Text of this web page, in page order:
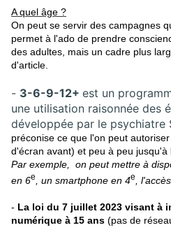
A quel âge ?
On peut se servir des campagnes
permet à l'ado de prendre
des adultes, mais un cadre plus
d'article.
- 3-6-9-12+ est un
une utilisation raisonnée des
développée par le psychiatre
préconise ce que l'on peut
d'écran avant) et peu à peu jusqu'à
Par exemple, on peut mettre à
en 6e , un smartphone en 4e ,
- La loi du 7 juillet 2023 visant à
numérique à 15 ans (pas de